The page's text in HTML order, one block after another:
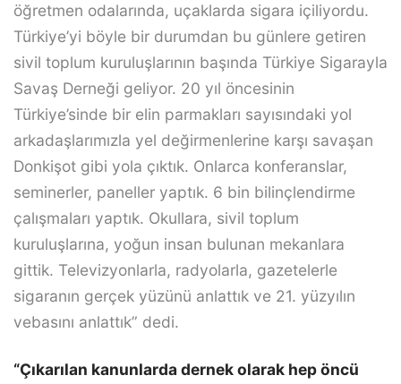
öğretmen odalarında, uçaklarda sigara içiliyordu.
Türkiye’yi böyle bir durumdan bu günlere getiren
sivil toplum kuruluşlarının başında Türkiye Sigarayla
Savaş Derneği geliyor. 20 yıl öncesinin
Türkiye’sinde bir elin parmakları sayısındaki yol
arkadaşlarımızla yel değirmenlerine karşı savaşan
Donkişot gibi yola çıktık. Onlarca konferanslar,
seminerler, paneller yaptık. 6 bin bilinçlendirme
çalışmaları yaptık. Okullara, sivil toplum
kuruluşlarına, yoğun insan bulunan mekanlara
gittik. Televizyonlarla, radyolarla, gazetelerle
sigaranın gerçek yüzünü anlattık ve 21. yüzyılın
vebasını anlattık” dedi.
“Çıkarılan kanunlarda dernek olarak hep öncü